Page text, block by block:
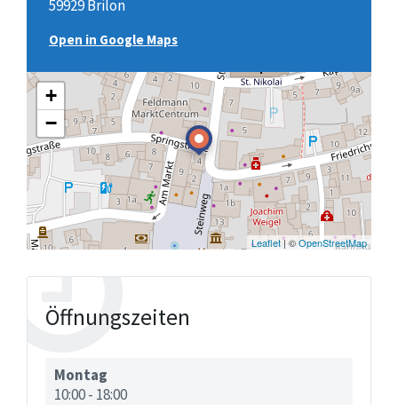
59929 Brilon
Open in Google Maps
+
−
Leaflet| ©OpenStreetMap
Öffnungszeiten
Montag
10:00- 18:00